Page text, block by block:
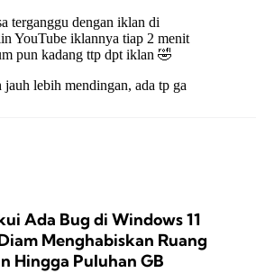
Ada Bug di Windows 11
Menghabiskan Ruang
Hingga Puluhan GB